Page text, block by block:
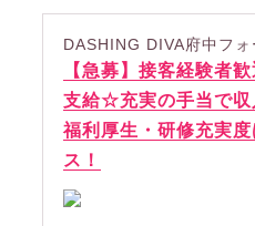
DASHING DIVA府中フォ
【急募】接客経験者
支給☆充実の手当で
福利厚生・研修充実
ス！